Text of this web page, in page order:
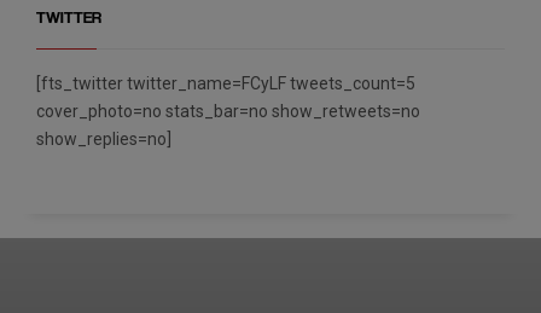
TWITTER
[fts_twitter twitter_name=FCyLF tweets_count=5
cover_photo=no stats_bar=no show_retweets=no
show_replies=no]